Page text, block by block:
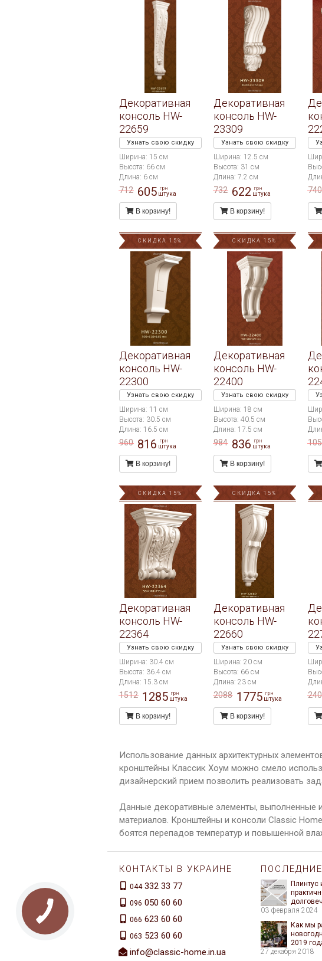
Декоративная
консоль HW-
22659
Узнать свою скидку
Ширина: 15 см
Высота: 66 см
Длина: 6 см
712 605 грн
штука
В корзину!
Декоративная
консоль HW-
23309
Узнать свою скидку
Ширина: 12.5 см
Высота: 31 см
Длина: 7.2 см
732 622 грн
штука
В корзину!
740
СКИДКА 15%
Декоративная
консоль HW-
22300
Узнать свою скидку
Ширина: 11 см
Высота: 30.5 см
Длина: 16.5 см
960 816 грн
штука
В корзину!
СКИДКА 15%
Декоративная
консоль HW-
22400
Узнать свою скидку
Ширина: 18 см
Высота: 40.5 см
Длина: 17.5 см
984 836 грн
штука
В корзину!
СКИДКА 15%
Декоративная
консоль HW-
22364
Узнать свою скидку
Ширина: 30.4 см
Высота: 36.4 см
Длина: 15.3 см
1512 1285 грн
штука
В корзину!
СКИДКА 15%
Декоративная
консоль HW-
22660
Узнать свою скидку
Ширина: 20 см
Высота: 66 см
Длина: 23 см
2088 1775 грн
штука
В корзину!
Использование данных архитектурных
кронштейны Классик Хоум можно смело
дизайнерский прием позволить реализовать
Данные декоративные элементы, выполненные
материалов. Кронштейны и консоли Classic
боятся перепадов температур и повышенной
КОНТАКТЫ В УКРАИНЕ
044332 33 77
096 050 60 60
066 623 60 60
063 523 60 60
info@classic-home.in.ua
Плинтус
03 февраля 2024
Как мы
2019
27 декабря 2018